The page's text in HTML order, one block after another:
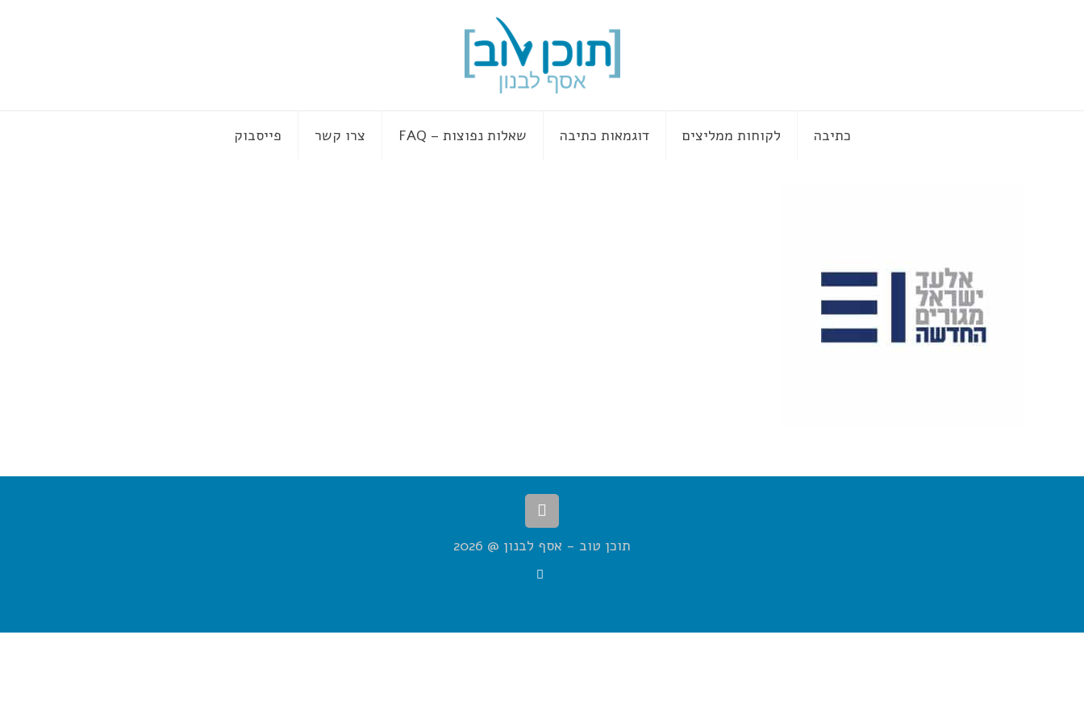
כתיבה לקוחות ממליצים דוגמאות כתיבה שאלות נפוצות – FAQ צרו קשר פייסבוק
תוכן טוב - אסף לבנון @ 2026